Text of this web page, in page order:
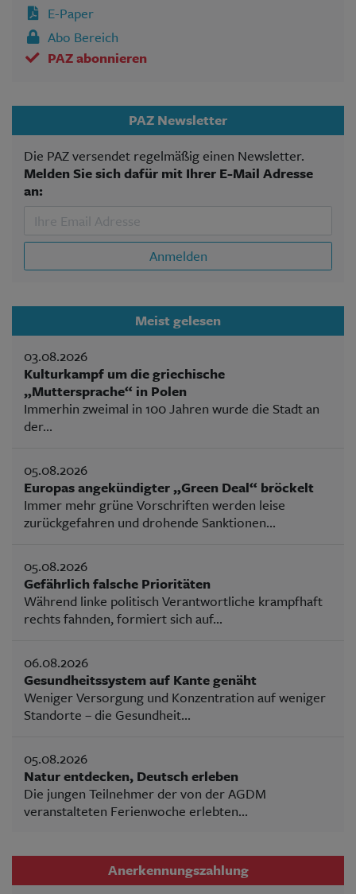
E-Paper
Abo Bereich
PAZ abonnieren
PAZ Newsletter
Die PAZ versendet regelmäßig einen Newsletter.
Melden Sie sich dafür mit Ihrer E-Mail Adresse
an:
Anmelden
Meist gelesen
03.08.2026
Kulturkampf um die griechische
„Muttersprache“ in Polen
Immerhin zweimal in 100 Jahren wurde die Stadt an
der...
05.08.2026
Europas angekündigter „Green Deal“ bröckelt
Immer mehr grüne Vorschriften werden leise
zurückgefahren und drohende Sanktionen...
05.08.2026
Gefährlich falsche Prioritäten
Während linke politisch Verantwortliche krampfhaft
rechts fahnden, formiert sich auf...
06.08.2026
Gesundheitssystem auf Kante genäht
Weniger Versorgung und Konzentration auf weniger
Standorte – die Gesundheit...
05.08.2026
Natur entdecken, Deutsch erleben
Die jungen Teilnehmer der von der AGDM
veranstalteten Ferienwoche erlebten...
Anerkennungszahlung